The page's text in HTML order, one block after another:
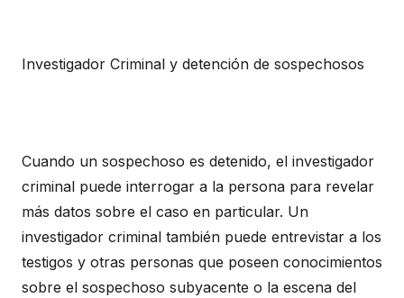
Investigador Criminal y detención de sospechosos
Cuando un sospechoso es detenido, el investigador
criminal puede interrogar a la persona para revelar
más datos sobre el caso en particular. Un
investigador criminal también puede entrevistar a los
testigos y otras personas que poseen conocimientos
sobre el sospechoso subyacente o la escena del